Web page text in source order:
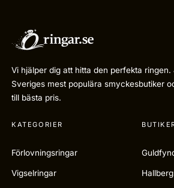
Vi hjälper dig att hitta den perfekta
Sveriges mest populära smyckesbutiker
till bästa pris.
KATEGORIER
Förlovningsringar
Vigselringar